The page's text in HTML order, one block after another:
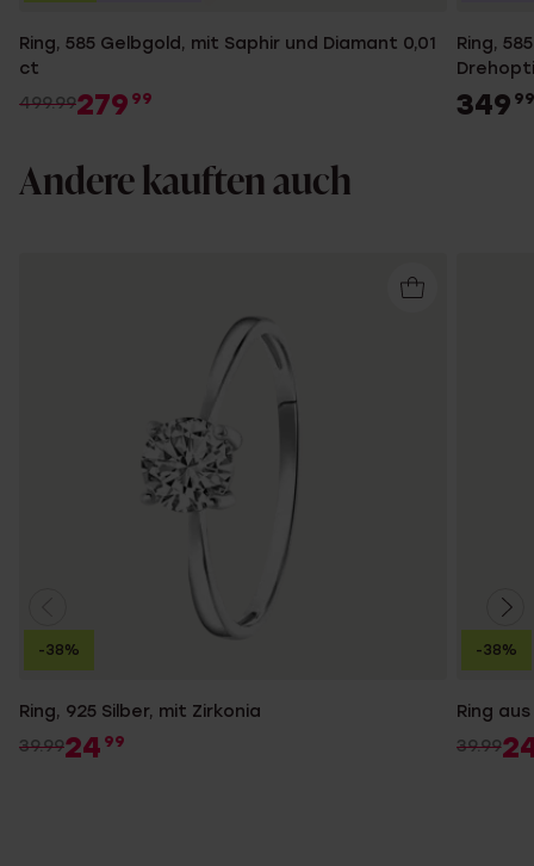
Ring, 585 Gelbgold, mit Saphir und Diamant 0,01
ct
499.99279 99
Ring,
349 99
Andere kauften auch
Ring, 925 Silber, mit Zirkonia
39.9924 99
-38%
Ring
39.99
-38%